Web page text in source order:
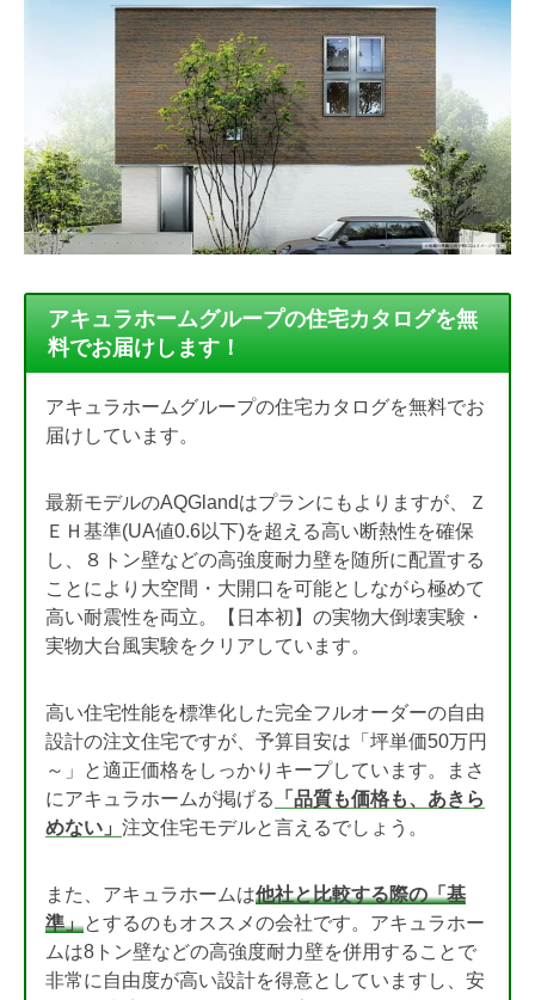
アキュラホームグループの住宅カタログを無
料でお届けします！
アキュラホームグループの住宅カタログを無料でお
届けしています。
最新モデルのAQGlandはプランにもよりますが、Ｚ
ＥＨ基準(UA値0.6以下)を超える高い断熱性を確保
し、８トン壁などの高強度耐力壁を随所に配置する
ことにより大空間・大開口を可能としながら極めて
高い耐震性を両立。【日本初】の実物大倒壊実験・
実物大台風実験をクリアしています。
高い住宅性能を標準化した完全フルオーダーの自由
設計の注文住宅ですが、予算目安は「坪単価50万円
～」と適正価格をしっかりキープしています。まさ
にアキュラホームが掲げる
「品質も価格も、あきら
めない」 注文住宅モデルと言えるでしょう。
また、アキュラホームは他社と比較する際の「基
準」とするのもオススメの会社です。アキュラホー
ムは8トン壁などの高強度耐力壁を併用することで
非常に自由度が高い設計を得意としていますし、安